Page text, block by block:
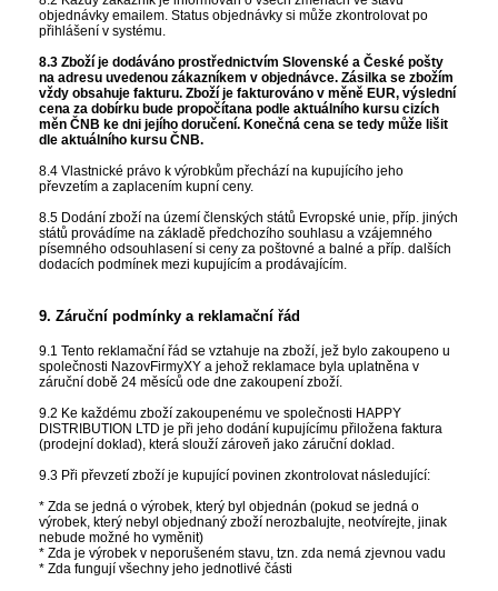
objednávky emailem. Status objednávky si může zkontrolovat po
přihlášení v systému.
8.3 Zboží je dodáváno prostřednictvím Slovenské a České pošty
na adresu uvedenou zákazníkem v objednávce. Zásilka se zbožím
vždy obsahuje fakturu. Zboží je fakturováno v měně EUR, výslední
cena za dobírku bude propočítana podle aktuálního kursu cizích
měn ČNB ke dni jejího doručení. Konečná cena se tedy může lišit
dle aktuálního kursu ČNB.
8.4 Vlastnické právo k výrobkům přechází na kupujícího jeho
převzetím a zaplacením kupní ceny.
8.5 Dodání zboží na území členských států Evropské unie, příp. jiných
států provádíme na základě předchozího souhlasu a vzájemného
písemného odsouhlasení si ceny za poštovné a balné a příp. dalších
dodacích podmínek mezi kupujícím a prodávajícím.
9. Záruční podmínky a reklamační řád
9.1 Tento reklamační řád se vztahuje na zboží, jež bylo zakoupeno u
společnosti NazovFirmyXY a jehož reklamace byla uplatněna v
záruční době 24 měsíců ode dne zakoupení zboží.
9.2 Ke každému zboží zakoupenému ve společnosti HAPPY
DISTRIBUTION LTD je při jeho dodání kupujícímu přiložena faktura
(prodejní doklad), která slouží zároveň jako záruční doklad.
9.3 Při převzetí zboží je kupující povinen zkontrolovat následující:
* Zda se jedná o výrobek, který byl objednán (pokud se jedná o
výrobek, který nebyl objednaný zboží nerozbalujte, neotvírejte, jinak
nebude možné ho vyměnit)
* Zda je výrobek v neporušeném stavu, tzn. zda nemá zjevnou vadu
* Zda fungují všechny jeho jednotlivé části